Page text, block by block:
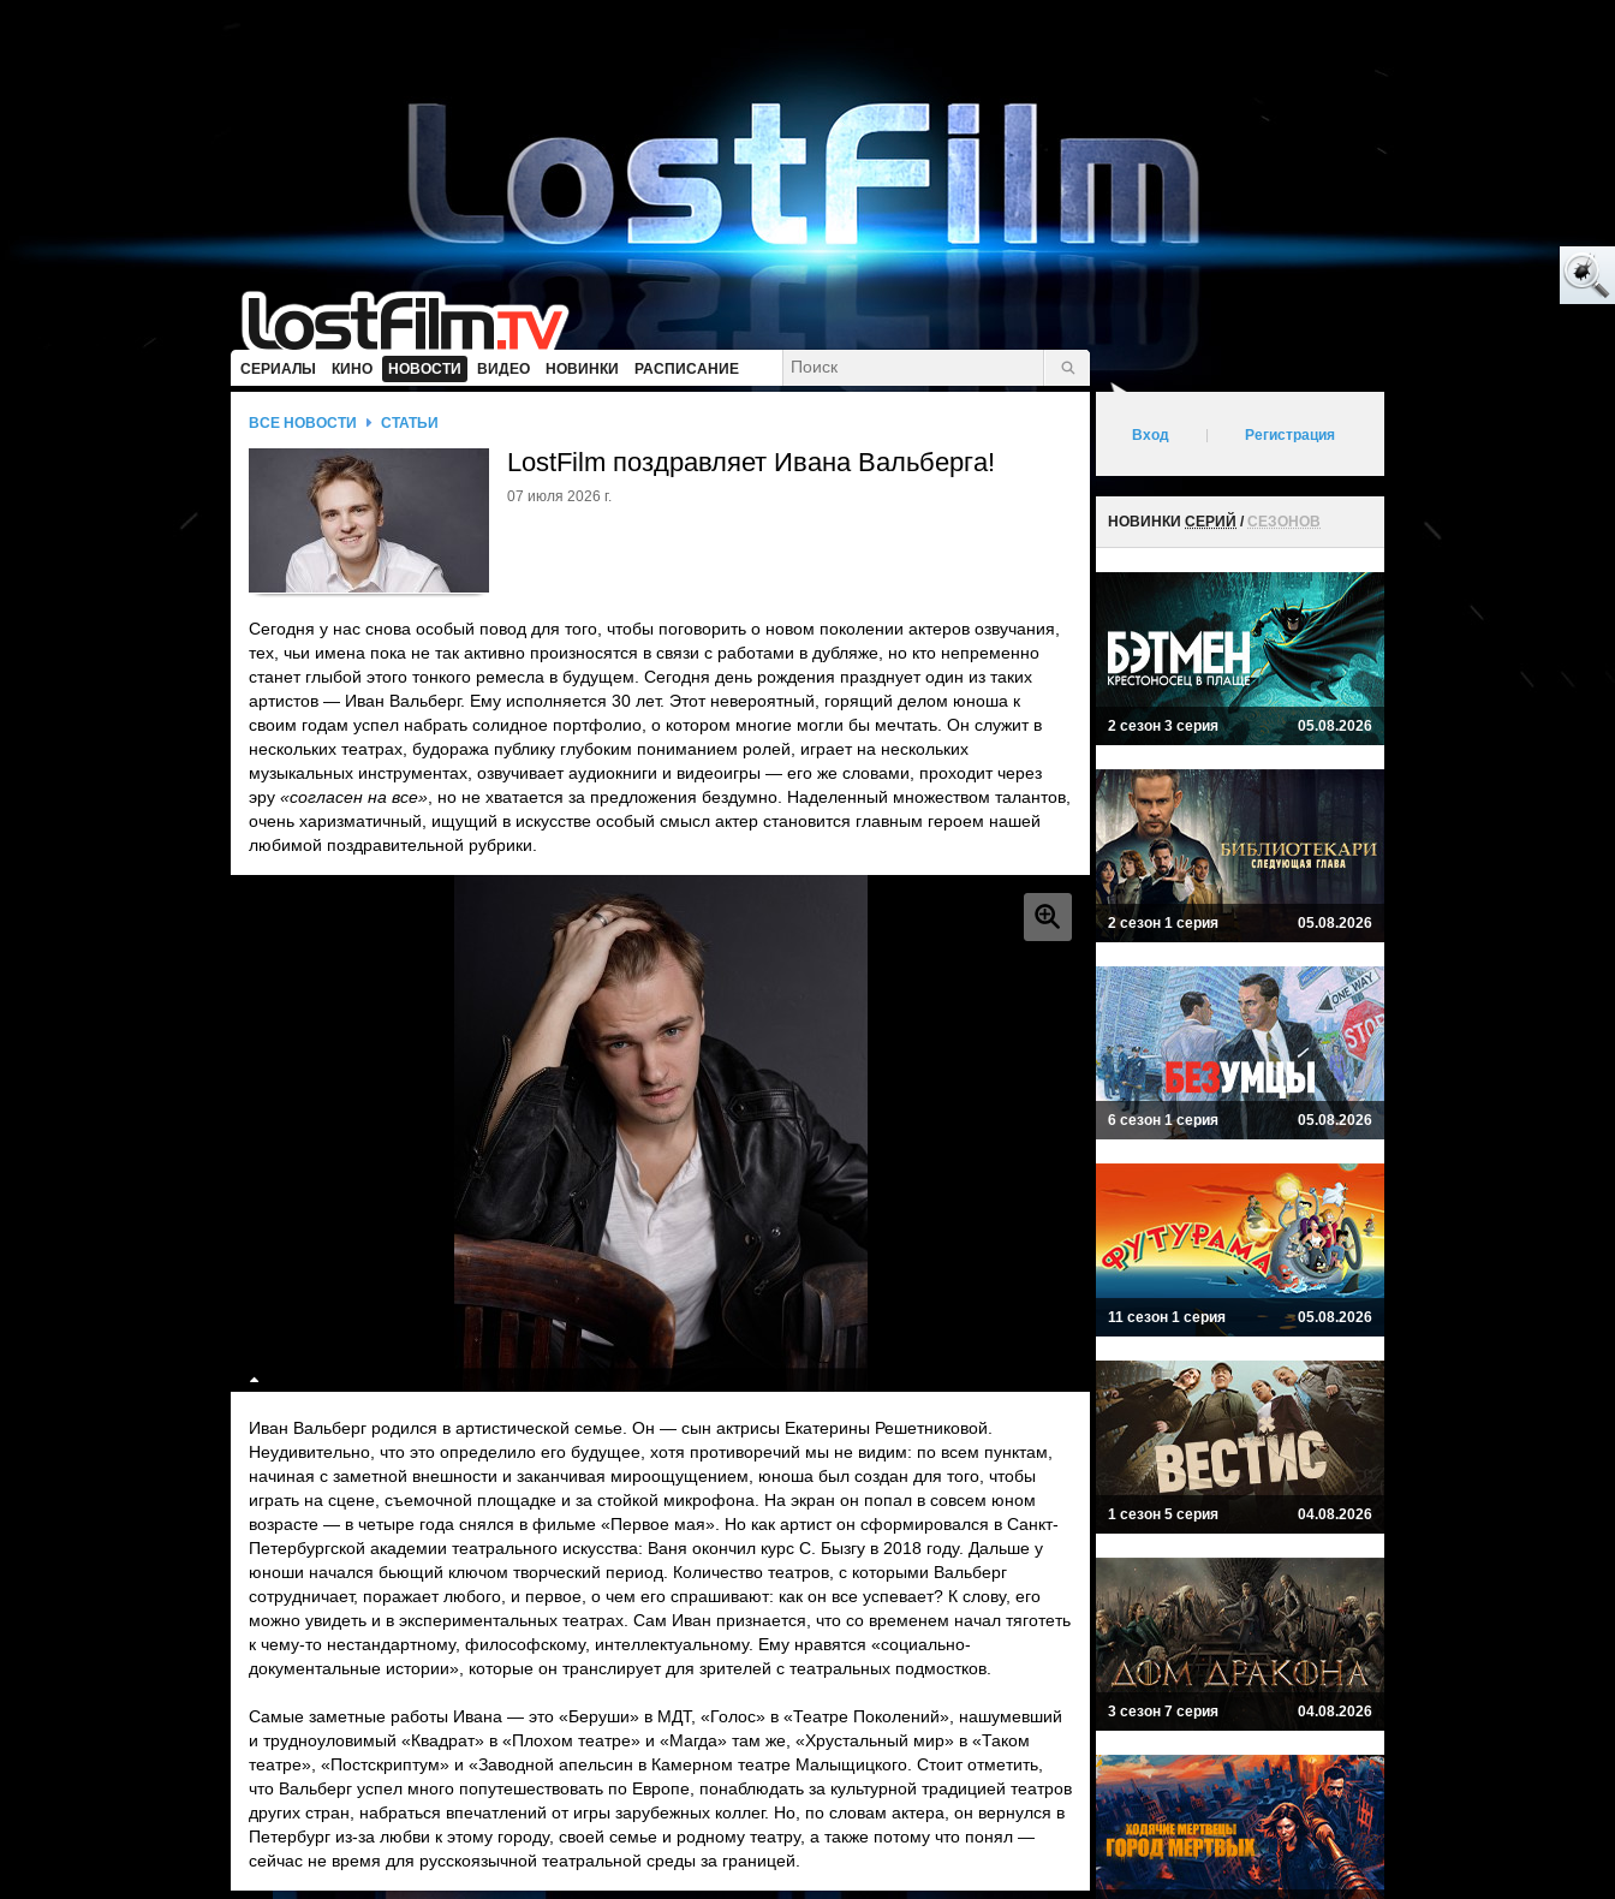
СЕРИАЛЫ КИНО НОВОСТИ ВИДЕО НОВИНКИ РАСПИСАНИЕ
ВСЕ НОВОСТИ СТАТЬИ
LostFilm поздравляет Ивана Вальберга!
07 июля 2026 г.
Сегодня у нас снова особый повод для того, чтобы поговорить о новом поколении актеров озвучания,
тех, чьи имена пока не так активно произносятся в связи с работами в дубляже, но кто непременно
станет глыбой этого тонкого ремесла в будущем. Сегодня день рождения празднует один из таких
артистов — Иван Вальберг. Ему исполняется 30 лет. Этот невероятный, горящий делом юноша к
своим годам успел набрать солидное портфолио, о котором многие могли бы мечтать. Он служит в
нескольких театрах, будоража публику глубоким пониманием ролей, играет на нескольких
музыкальных инструментах, озвучивает аудиокниги и видеоигры — его же словами, проходит через
эру «согласен на все» , но не хватается за предложения бездумно. Наделенный множеством талантов,
очень харизматичный, ищущий в искусстве особый смысл актер становится главным героем нашей
любимой поздравительной рубрики.
Иван Вальберг родился в артистической семье. Он — сын актрисы Екатерины Решетниковой.
Неудивительно, что это определило его будущее, хотя противоречий мы не видим: по всем пунктам,
начиная с заметной внешности и заканчивая мироощущением, юноша был создан для того, чтобы
играть на сцене, съемочной площадке и за стойкой микрофона. На экран он попал в совсем юном
возрасте — в четыре года снялся в фильме «Первое мая». Но как артист он сформировался в Санкт-
Петербургской академии театрального искусства: Ваня окончил курс С. Бызгу в 2018 году. Дальше у
юноши начался бьющий ключом творческий период. Количество театров, с которыми Вальберг
сотрудничает, поражает любого, и первое, о чем его спрашивают: как он все успевает? К слову, его
можно увидеть и в экспериментальных театрах. Сам Иван признается, что со временем начал тяготеть
к чему-то нестандартному, философскому, интеллектуальному. Ему нравятся «социально-
документальные истории», которые он транслирует для зрителей с театральных подмостков.
Самые заметные работы Ивана — это «Беруши» в МДТ, «Голос» в «Театре Поколений», нашумевший
и трудноуловимый «Квадрат» в «Плохом театре» и «Магда» там же, «Хрустальный мир» в «Таком
театре», «Постскриптум» и «Заводной апельсин в Камерном театре Малыщицкого. Стоит отметить,
что Вальберг успел много попутешествовать по Европе, понаблюдать за культурной традицией театров
других стран, набраться впечатлений от игры зарубежных коллег. Но, по словам актера, он вернулся в
Петербург из-за любви к этому городу, своей семье и родному театру, а также потому что понял —
сейчас не время для русскоязычной театральной среды за границей.
Вход Регистрация
НОВИНКИ СЕРИЙ /СЕЗОНОВ
2 сезон 3 серия 05.08.2026
2 сезон 1 серия 05.08.2026
6 сезон 1 серия 05.08.2026
11 сезон 1 серия 05.08.2026
1 сезон 5 серия 04.08.2026
3 сезон 7 серия 04.08.2026